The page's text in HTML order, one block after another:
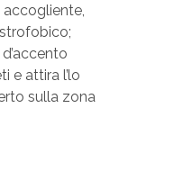
accogliente,
e attira l’lo
sulla zona